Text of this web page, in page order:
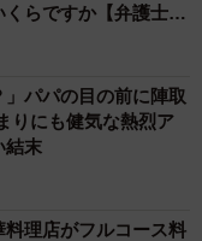
らですか【弁護士が
」パパの目の前に陣取
りにも健気な熱烈ア
結末
理店がフルコース料